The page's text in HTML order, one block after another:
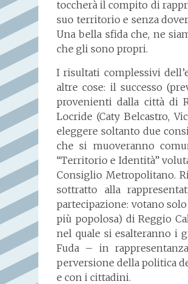
toccherà il compito di
suo territorio e senza
Una bella sfida che, ne
che gli sono propri.
I risultati complessivi
altre cose: il successo
provenienti dalla città di
Locride (Caty Belcastro,
eleggere soltanto due
che si muoveranno
“Territorio e Identità”
Consiglio Metropolitano.
sottratto alla
partecipazione: votano
più popolosa) di Reggio
nel quale si esalteranno i
Fuda – in
perversione della politica
e con i cittadini.